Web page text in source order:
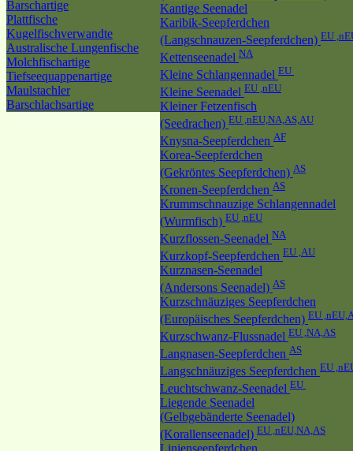
Barschartige
Plattfische
Kugelfischverwandte
Australische Lungenfische
Molchfischartige
Tiefseequappenartige
Maulstachler
Barschlachsartige
Kantige Seenadel
Karibik-Seepferdchen
(Langschnauzen-Seepferdchen) EU
Kettenseenadel NA
Kleine Schlangennadel EU
Kleine Seenadel EU ,nEU
Kleiner Fetzenfisch
(Seedrachen) EU ,nEU,NA,AS,AU
Knysna-Seepferdchen AF
Korea-Seepferdchen
(Gekröntes Seepferdchen) AS
Kronen-Seepferdchen AS
Krummschnauzige Schlangennadel
(Wurmfisch) EU ,nEU
Kurzflossen-Seenadel NA
Kurzkopf-Seepferdchen EU ,AU
Kurznasen-Seenadel
(Andersons Seenadel) AS
Kurzschnäuziges Seepferdchen
(Europäisches Seepferdchen) EU
Kurzschwanz-Flussnadel EU ,NA,AS
Langnasen-Seepferdchen AS
Langschnäuziges Seepferdchen EU
Leuchtschwanz-Seenadel EU
Liegende Seenadel
(Gelbgebänderte Seenadel)
(Korallenseenadel) EU ,nEU,NA,AS
Linienseepferdchen